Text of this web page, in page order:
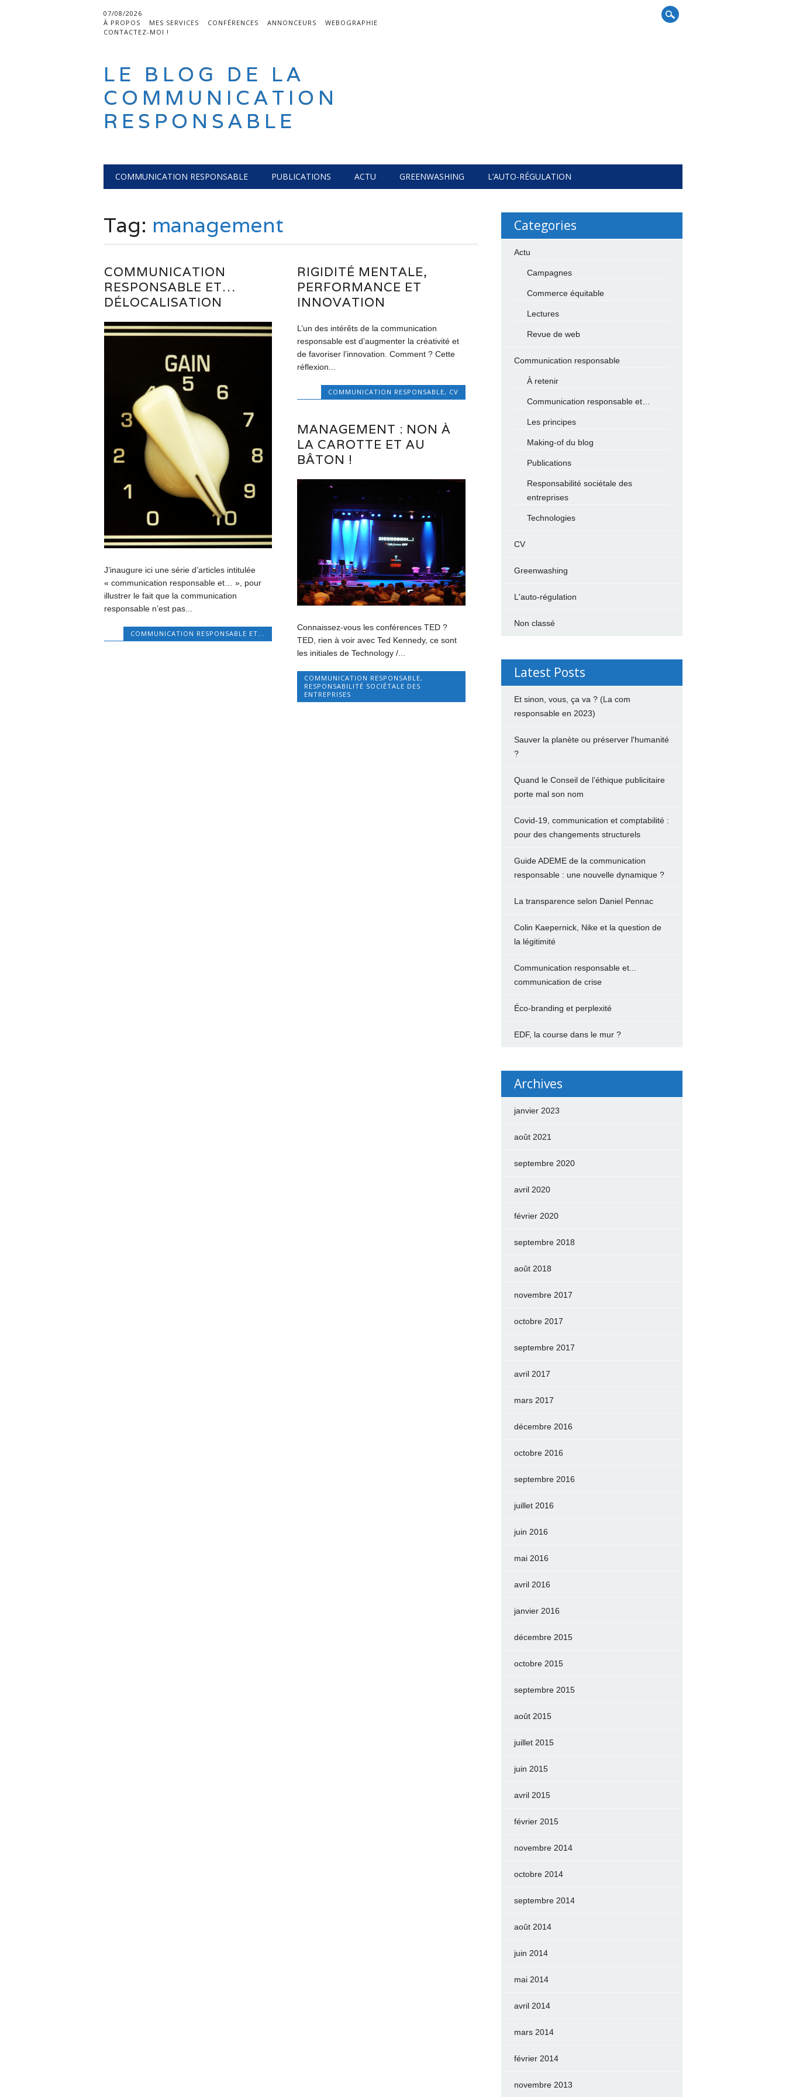
07/08/2026
À PROPOS
MES SERVICES CONFÉRENCES ANNONCEURS
WEBOGRAPHIE
CONTACTEZ-MOI !
LE BLOG DE LA
COMMUNICATION
RESPONSABLE
Main menu
COMMUNICATION RESPONSABLE PUBLICATIONS ACTU GREENWASHING L’AUTO-RÉGULATION
Tag: management
COMMUNICATION
RESPONSABLE ET…
DÉLOCALISATION
J’inaugure ici une série d’articles intitulée
« communication responsable et… », pour
illustrer le fait que la communication
responsable n’est pas...
COMMUNICATION RESPONSABLE ET...
RIGIDITÉ MENTALE,
PERFORMANCE ET
INNOVATION
L’un des intérêts de la communication
responsable est d’augmenter la créativité et
de favoriser l’innovation. Comment ? Cette
réflexion...
COMMUNICATION RESPONSABLE, CV
MANAGEMENT : NON À
LA CAROTTE ET AU
BÂTON !
Connaissez-vous les conférences TED ?
TED, rien à voir avec Ted Kennedy, ce sont
les initiales de Technology /...
COMMUNICATION RESPONSABLE,
RESPONSABILITÉ SOCIÉTALE DES
ENTREPRISES
Categories
Actu
Campagnes
Commerce équitable
Lectures
Revue de web
Communication responsable
À retenir
Communication responsable et…
Les principes
Making-of du blog
Publications
Responsabilité sociétale des
entreprises
Technologies
CV
Greenwashing
L'auto-régulation
Non classé
Latest Posts
Et sinon, vous, ça va ? (La com
responsable en 2023)
Sauver la planète ou préserver l'humanité
?
Quand le Conseil de l’éthique publicitaire
porte mal son nom
Covid-19, communication et comptabilité :
pour des changements structurels
Guide ADEME de la communication
responsable : une nouvelle dynamique ?
La transparence selon Daniel Pennac
Colin Kaepernick, Nike et la question de
la légitimité
Communication responsable et...
communication de crise
Éco-branding et perplexité
EDF, la course dans le mur ?
Archives
janvier 2023
août 2021
septembre 2020
avril 2020
février 2020
septembre 2018
août 2018
novembre 2017
octobre 2017
septembre 2017
avril 2017
mars 2017
décembre 2016
octobre 2016
septembre 2016
juillet 2016
juin 2016
mai 2016
avril 2016
janvier 2016
décembre 2015
octobre 2015
septembre 2015
août 2015
juillet 2015
juin 2015
avril 2015
février 2015
novembre 2014
octobre 2014
septembre 2014
août 2014
juin 2014
mai 2014
avril 2014
mars 2014
février 2014
novembre 2013